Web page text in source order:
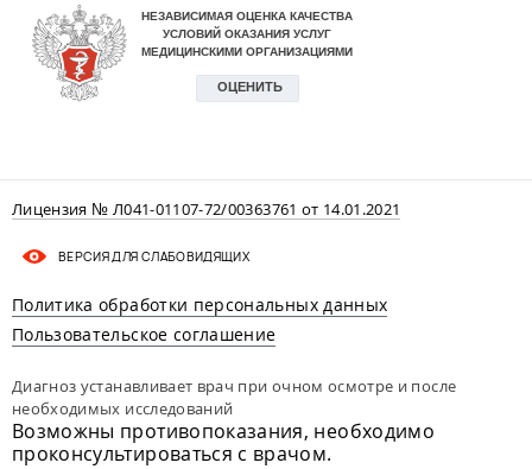
Лицензия № Л041-01107-72/00363761 от 14.01.2021
ВЕРСИЯ ДЛЯ СЛАБОВИДЯЩИХ
Политика обработки персональных данных
Пользовательское соглашение
Диагноз устанавливает врач при очном осмотре и после
необходимых исследований
Возможны противопоказания, необходимо
проконсультироваться с врачом.